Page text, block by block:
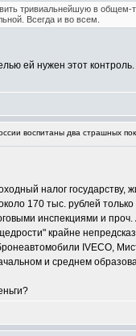
тривиальнейшую в
Всегда и во всем.
ей нужен этот
воспитаны два страшных
налог государству,
170 тыс. рублей
инспекциями и
крайне
IVECO,
и среднем